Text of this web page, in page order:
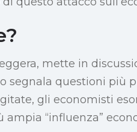
mette in
segnala questioni più
gli economisti
“influenza”